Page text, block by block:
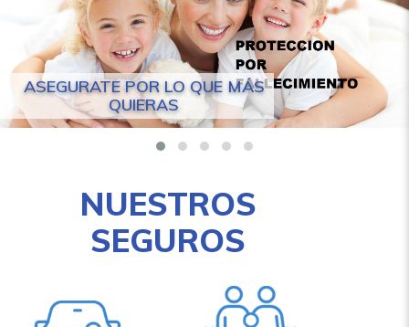
ASEGURATE POR LO QUE MÁS
QUIERAS
NUESTROS
SEGUROS